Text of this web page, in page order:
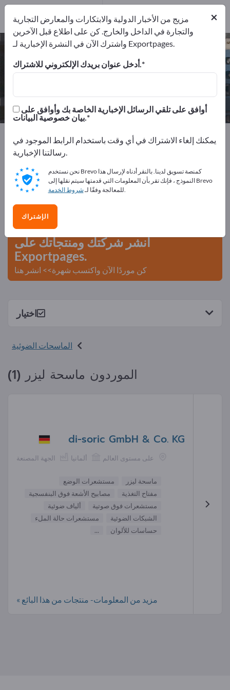
ماسحة ليزر – اعثر على الشركات
المصنعة والموردين
1
1
Exportpages خدمات الهندسة الكهربائية
أجهزة الكمبيوتر
أجهزة ملحقات الكمبيوتر
الماسحات الضوئية
أعلن مجانًا على Exportpages!
الاحتياجات – العروض – السلع المستعملة – جهات الاتصال
التجارية >> ابدأ من هنا
انشر شركتك ومنتجاتك على
Exportpages.
كن موردًا الآن واكتسب شهرة>> انشر هنا
اختيار
الماسحات الضوئية
الموردون ماسحة ليزر (1)
di-soric GmbH & Co. KG
الجهة المصنعة ألمانيا على مستوى العالم
ماسحة ليزر
مستشعرات الوضع
مفتاح التغذية
مصابيح الأشعة فوق البنفسجية
مستشعرات فوق صوتية
ألياف ضوئية
الشبكات الضوئية
مستشعرات حالة الملء
حساسات للألوان
...
مزيد من المعلومات- منتجات من هذا البائع »
×
مزيج من الأخبار الدولية والابتكارات والمعارض التجارية
والتجارة في الداخل والخارج. كن على اطلاع قبل الآخرين
واشترك الآن في النشرة الإخبارية لـ Exportpages.
أدخل عنوان بريدك الإلكتروني للاشتراك.
بيان خصوصية البيانات.
يمكنك إلغاء الاشتراك في أي وقت باستخدام الرابط الموجود في
رسالتنا الإخبارية.
نحن نستخدم Brevo كمنصة تسويق لدينا. بالنقر أدناه لإرسال هذا
النموذج ، فإنك تقر بأن المعلومات التي قدمتها سيتم نقلها إلى Brevo
للمعالجة وفقًا لـشروط الخدمة .
الإشتراك